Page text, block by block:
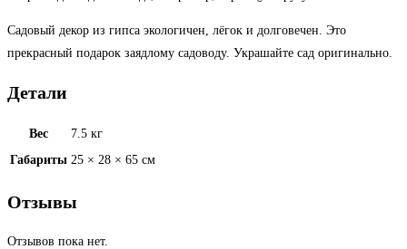
Садовый декор из гипса экологичен, лёгок и долговечен. Это
прекрасный подарок заядлому садоводу. Украшайте сад оригинально.
Детали
Вес
7.5 кг
Габариты 25 × 28 × 65 см
Отзывы
Отзывов пока нет.